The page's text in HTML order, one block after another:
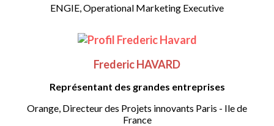
ENGIE, Operational Marketing Executive
Frederic HAVARD
Représentant des grandes entreprises
Orange, Directeur des Projets innovants Paris - Ile de
France